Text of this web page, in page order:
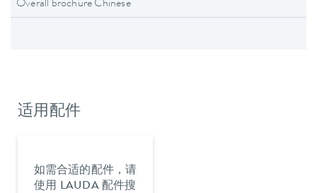
Overall brochure Chinese
适用配件
如需合适的配件，请
使用 LAUDA 配件搜